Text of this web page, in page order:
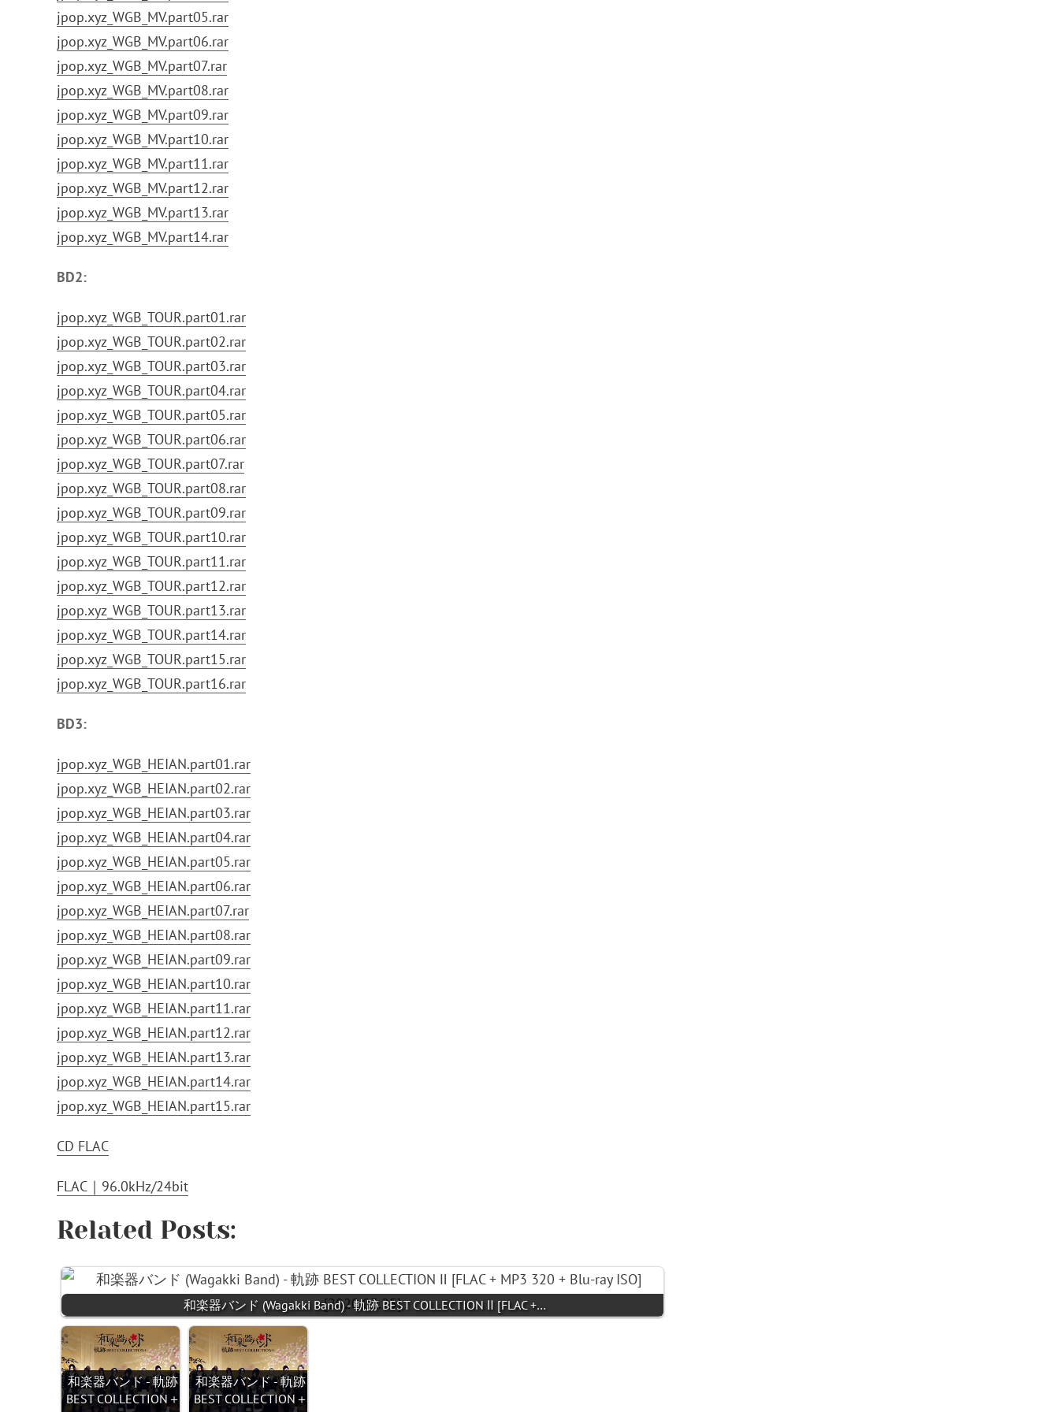
jpop.xyz_WGB_MV.part05.rar
jpop.xyz_WGB_MV.part06.rar
jpop.xyz_WGB_MV.part07.rar
jpop.xyz_WGB_MV.part08.rar
jpop.xyz_WGB_MV.part09.rar
jpop.xyz_WGB_MV.part10.rar
jpop.xyz_WGB_MV.part11.rar
jpop.xyz_WGB_MV.part12.rar
jpop.xyz_WGB_MV.part13.rar
jpop.xyz_WGB_MV.part14.rar
BD2:
jpop.xyz_WGB_TOUR.part01.rar
jpop.xyz_WGB_TOUR.part02.rar
jpop.xyz_WGB_TOUR.part03.rar
jpop.xyz_WGB_TOUR.part04.rar
jpop.xyz_WGB_TOUR.part05.rar
jpop.xyz_WGB_TOUR.part06.rar
jpop.xyz_WGB_TOUR.part07.rar
jpop.xyz_WGB_TOUR.part08.rar
jpop.xyz_WGB_TOUR.part09.rar
jpop.xyz_WGB_TOUR.part10.rar
jpop.xyz_WGB_TOUR.part11.rar
jpop.xyz_WGB_TOUR.part12.rar
jpop.xyz_WGB_TOUR.part13.rar
jpop.xyz_WGB_TOUR.part14.rar
jpop.xyz_WGB_TOUR.part15.rar
jpop.xyz_WGB_TOUR.part16.rar
BD3:
jpop.xyz_WGB_HEIAN.part01.rar
jpop.xyz_WGB_HEIAN.part02.rar
jpop.xyz_WGB_HEIAN.part03.rar
jpop.xyz_WGB_HEIAN.part04.rar
jpop.xyz_WGB_HEIAN.part05.rar
jpop.xyz_WGB_HEIAN.part06.rar
jpop.xyz_WGB_HEIAN.part07.rar
jpop.xyz_WGB_HEIAN.part08.rar
jpop.xyz_WGB_HEIAN.part09.rar
jpop.xyz_WGB_HEIAN.part10.rar
jpop.xyz_WGB_HEIAN.part11.rar
jpop.xyz_WGB_HEIAN.part12.rar
jpop.xyz_WGB_HEIAN.part13.rar
jpop.xyz_WGB_HEIAN.part14.rar
jpop.xyz_WGB_HEIAN.part15.rar
CD FLAC
FLAC｜96.0kHz/24bit
Related Posts:
和楽器バンド (Wagakki Band) - 軌跡 BEST COLLECTION Ⅱ [FLAC +…
和楽器バンド - 軌跡
BEST COLLECTION＋
和楽器バンド - 軌跡
BEST COLLECTION＋